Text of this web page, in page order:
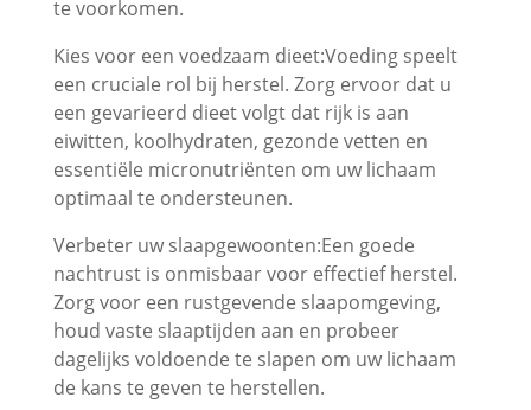
te voorkomen.
Kies voor een voedzaam dieet:Voeding speelt
een cruciale rol bij herstel. Zorg ervoor dat u
een gevarieerd dieet volgt dat rijk is aan
eiwitten, koolhydraten, gezonde vetten en
essentiële micronutriënten om uw lichaam
optimaal te ondersteunen.
Verbeter uw slaapgewoonten:Een goede
nachtrust is onmisbaar voor effectief herstel.
Zorg voor een rustgevende slaapomgeving,
houd vaste slaaptijden aan en probeer
dagelijks voldoende te slapen om uw lichaam
de kans te geven te herstellen.